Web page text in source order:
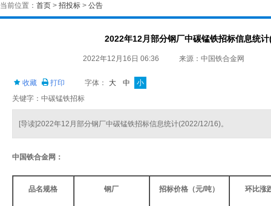
当前位置： 首页 > 招投标 > 公告
2022年12月部分钢厂中碳锰铁招标信息统
2022年12月16日 06:36 来源：中国铁合金网
收藏 打印 字体： 大 中
小
关键字：中碳锰铁招标
[导读]2022年12月部分钢厂中碳锰铁招标信息统计(2022/12/16)。
中国铁合金网：
品名规格 钢厂 招标价格（元/吨） 环比涨